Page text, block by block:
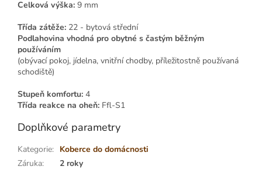
Celková výška: 9 mm
Třída zátěže: 22 - bytová střední
Podlahovina vhodná pro obytné s častým běžným
používáním
(obývací pokoj, jídelna, vnitřní chodby, příležitostně používaná
schodiště)
Stupeň komfortu: 4
Třída reakce na oheň: Ffl-S1
Doplňkové parametry
Kategorie: Koberce do domácnosti
Záruka: 2 roky